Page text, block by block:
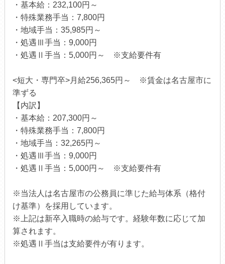
・基本給：232,100円～
・特殊業務手当：7,800円
・地域手当：35,985円～
・処遇Ⅲ手当：9,000円
・処遇Ⅱ手当：5,000円～ ※支給要件有
<短大・専門卒>月給256,365円～ ※賃金は名古屋市に
準ずる
【内訳】
・基本給：207,300円～
・特殊業務手当：7,800円
・地域手当：32,265円～
・処遇Ⅲ手当：9,000円
・処遇Ⅱ手当：5,000円～ ※支給要件有
※当法人は名古屋市の公務員に準じた給与体系（格付
け基準）を採用しています。
※上記は新卒入職時の給与です。経験年数に応じて加
算されます。
※処遇Ⅱ手当は支給要件が有ります。